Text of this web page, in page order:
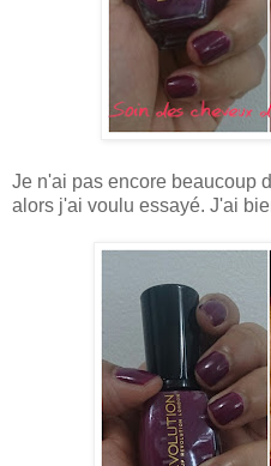
Je n'ai pas encore beaucoup
alors j'ai voulu essayé. J'ai